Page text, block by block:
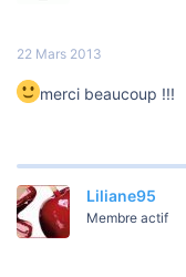
22 Mars 2013
merci beaucoup !!!
Liliane95
Membre actif